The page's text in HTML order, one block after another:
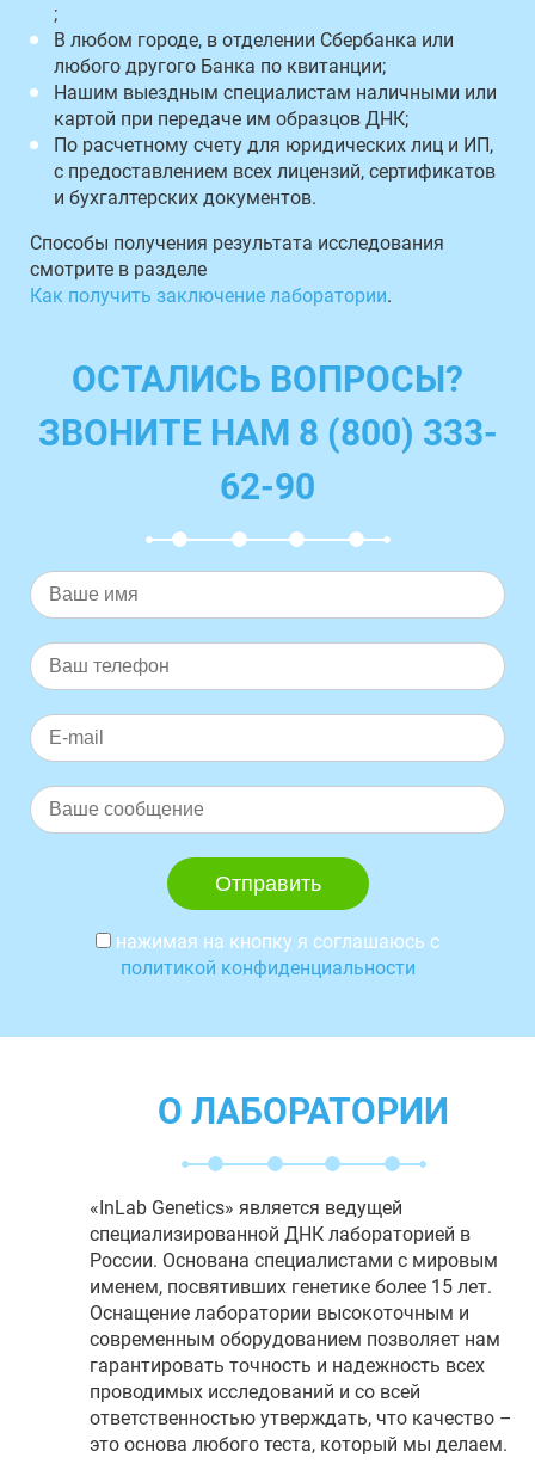
;
В любом городе, в отделении Сбербанка или
любого другого Банка по квитанции;
Нашим выездным специалистам наличными или
картой при передаче им образцов ДНК;
По расчетному счету для юридических лиц и ИП,
с предоставлением всех лицензий, сертификатов
и бухгалтерских документов.
Способы получения результата исследования
смотрите в разделе
Как получить заключение лаборатории.
ОСТАЛИСЬ ВОПРОСЫ?
ЗВОНИТЕ НАМ 8 (800) 333-
62-90
нажимая на кнопку я соглашаюсь с
политикой конфиденциальности
О ЛАБОРАТОРИИ
«InLab Genetics» является ведущей
специализированной ДНК лабораторией в
России. Основана специалистами с мировым
именем, посвятивших генетике более 15 лет.
Оснащение лаборатории высокоточным и
современным оборудованием позволяет нам
гарантировать точность и надежность всех
проводимых исследований и со всей
ответственностью утверждать, что качество –
это основа любого теста, который мы делаем.